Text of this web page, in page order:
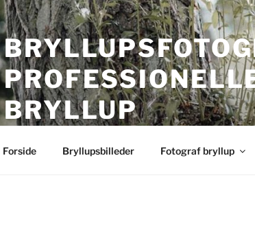
BRYLLUP
Forside Bryllupsbilleder Fotograf bryllup